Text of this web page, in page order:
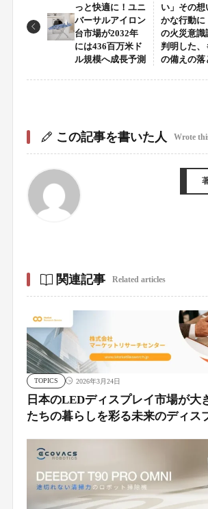
っと快適に！ユニ
バーサルアイロン
台市場が2032年
には436百万米ド
ル規模へ成長予測
い」その想
かな行動に
の火災意識
判明した、
の備えの落
この記事を書いた人 Wrote
関連記事 Related articles
TOPICS 2026年3月24日
日本のLEDディスプレイ市場が大
たちの暮らしを彩る未来のディス